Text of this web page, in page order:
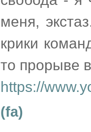
меня,
крики
то прорыве
https://
(fa)